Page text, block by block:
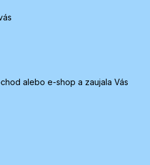
alebo e-shop a zaujala Vás